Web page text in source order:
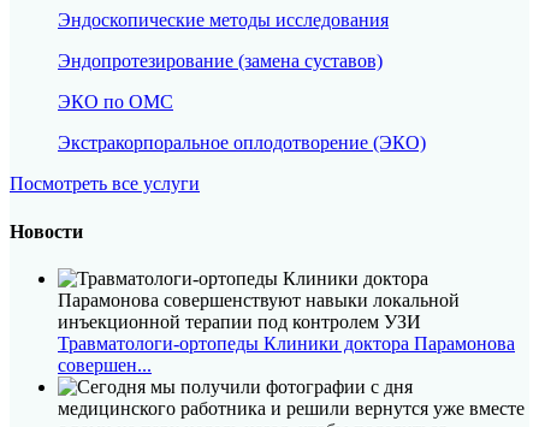
Высокая эффективность
процедуры
Запись по телефону:
Эндоскопические методы исследования
Эндопротезирование (замена суставов)
ЭКО по ОМС
Экстракорпоральное оплодотворение (ЭКО)
Посмотреть все услуги
Новости
Травматологи-ортопеды Клиники доктора Парамонова
совершен...